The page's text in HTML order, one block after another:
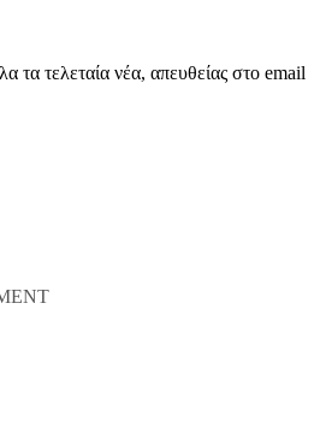
τα τελεταία νέα, απευθείας στο email